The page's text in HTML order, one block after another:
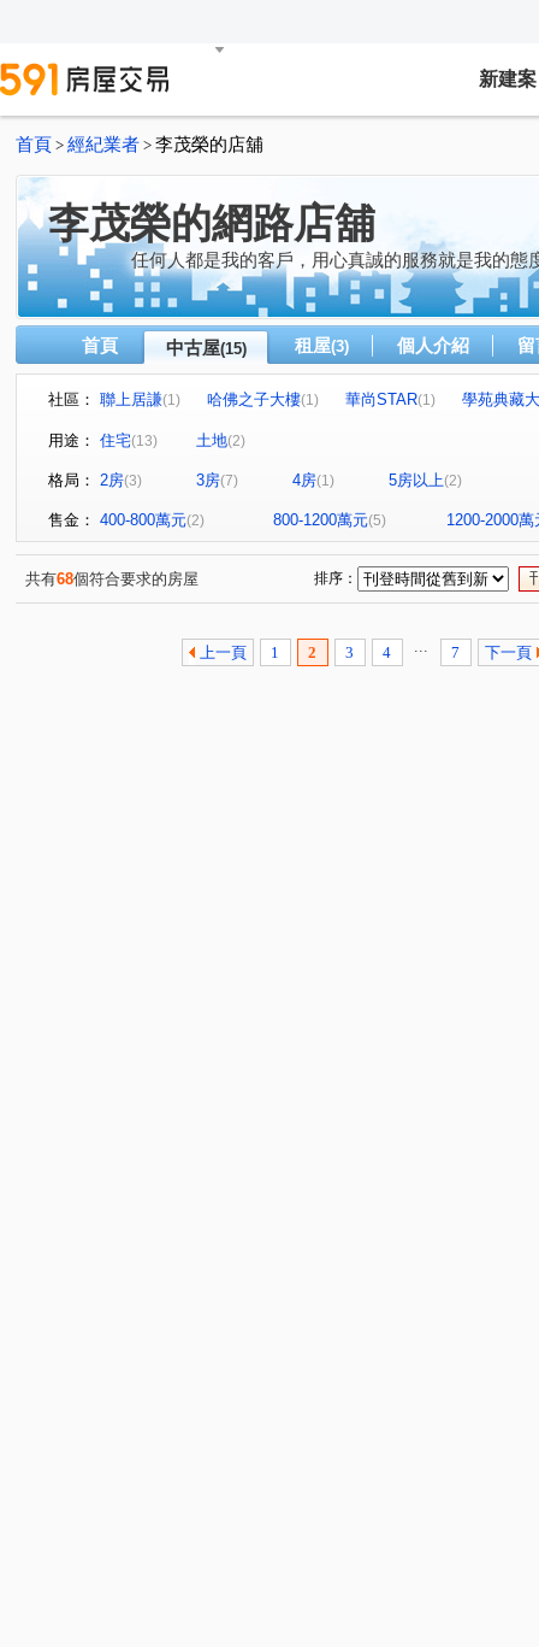
新建案
首頁 > 經紀業者 > 李茂榮的店舖
李茂榮的網路店舖
任何人都是我的客戶，用心真誠的服務就是我的態
首頁 中古屋(15) 租屋(3) 個人介紹
社區： 聯上居謙(1) 哈佛之子大樓(1) 華尚STAR(1)
學苑典藏
京城環球企業大樓
凱旋四路
苓雅二路 大學十七街(1) 觀音湖段
博愛一路(1) 民生路(1)
用途： 住宅(13) 土地(2)
格局： 2房(3) 3房(7) 4房(1) 5房以上(2)
售金： 400-800萬元(2) 800-1200萬元(5) 1200-2000萬
共有68個符合要求的房屋 排序：
上一頁 1 2 3 4 ... 7 下一頁